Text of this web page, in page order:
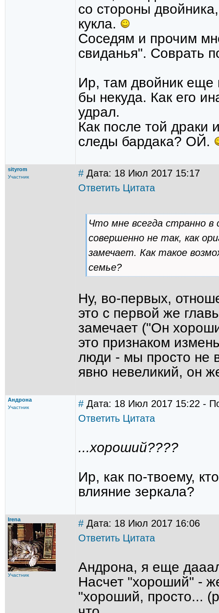
со стороны
кукла.
Соседям и прочим
свиданья". Соврать
Ир, там двойник еще
бы некуда. Как его
удрал.
Как после той драки
следы бардака? ОЙ.
sityrom
Участник # Дата: 18 Июл 2017 15:17
Ответить Цитата
Что мне всегда странно в
совершенно не так, как
замечает. Как такое
семье?
Ну, во-первых,
это с первой же
замечает ("Он
это признаком
люди - мы просто не
явно невеликий, он
Андрона
Участник # Дата: 18 Июл 2017 15:22 -
Ответить Цитата
...хороший????
Ир, как по-твоему,
влияние зеркала?
Irena
Участник
# Дата: 18 Июл 2017 16:06
Ответить Цитата
Андрона, я еще
Насчет "хороший" -
"хороший, просто...